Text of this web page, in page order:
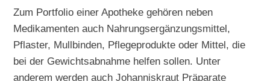
Zum Portfolio einer Apotheke gehören neben
Medikamenten auch Nahrungsergänzungsmittel,
Pflaster, Mullbinden, Pflegeprodukte oder Mittel, die
bei der Gewichtsabnahme helfen sollen. Unter
anderem werden auch Johanniskraut Präparate